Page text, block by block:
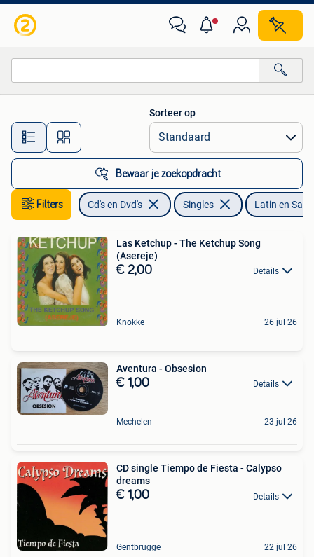
Alle afstanden…
Sorteer op
Bewaar je zoekopdracht
Filters Cd's en Dvd's Singles Latin en
Las Ketchup - The Ketchup Song
(Asereje)
€ 2,00 Details
Knokke 26 jul 26
Aventura - Obsesion
€ 1,00 Details
Mechelen 23 jul 26
CD single Tiempo de Fiesta - Calypso
dreams
€ 1,00 Details
Gentbrugge 22 jul 26